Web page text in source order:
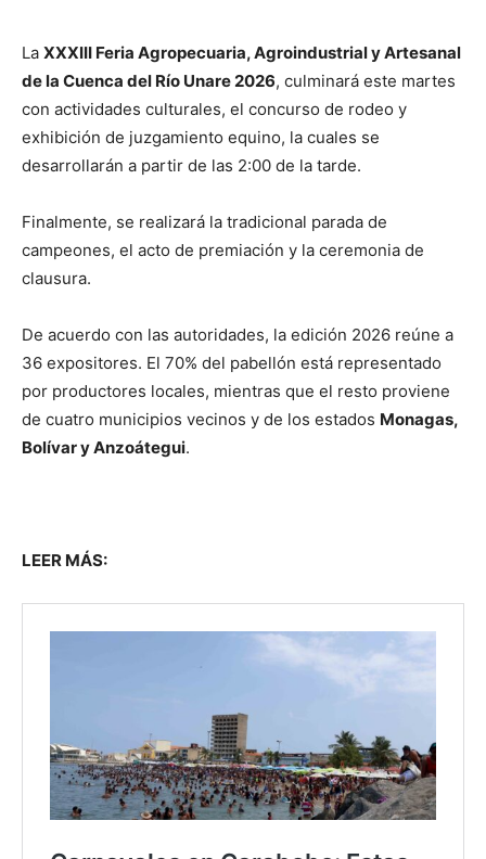
La XXXIII Feria Agropecuaria, Agroindustrial y Artesanal
de la Cuenca del Río Unare 2026, culminará este martes
con actividades culturales, el concurso de rodeo y
exhibición de juzgamiento equino, la cuales se
desarrollarán a partir de las 2:00 de la tarde.
Finalmente, se realizará la tradicional parada de
campeones, el acto de premiación y la ceremonia de
clausura.
De acuerdo con las autoridades, la edición 2026 reúne a
36 expositores. El 70% del pabellón está representado
por productores locales, mientras que el resto proviene
de cuatro municipios vecinos y de los estados Monagas,
Bolívar y Anzoátegui.
LEER MÁS: